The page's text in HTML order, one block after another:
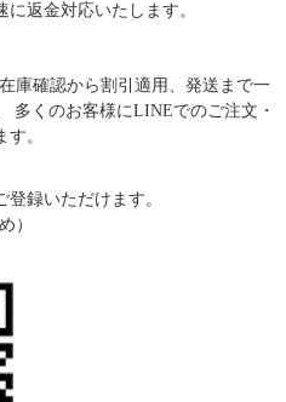
返金対応いたします。
庫確認から割引適用、発送まで一
多くのお客様にLINEでのご注文・
。
録いただけます。
）